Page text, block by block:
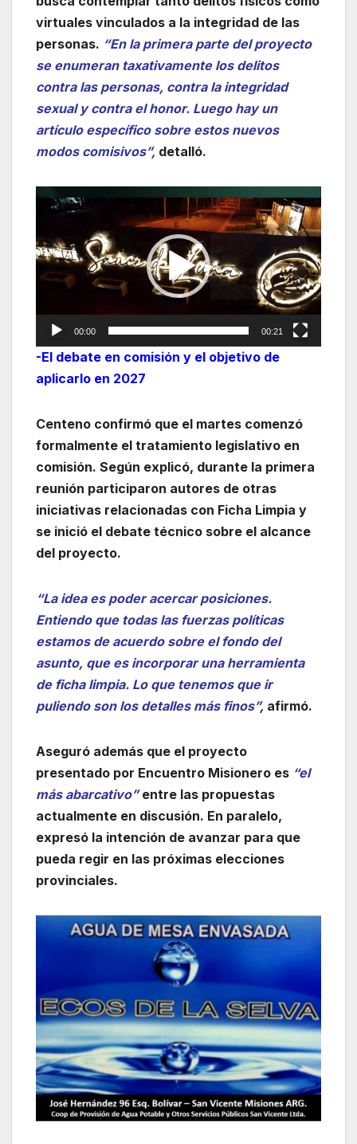
virtuales vinculados a la integridad de las
personas. “En la primera parte del proyecto
se enumeran taxativamente los delitos
contra las personas, contra la integridad
sexual y contra el honor. Luego hay un
artículo específico sobre estos nuevos
modos comisivos”, detalló.
Reproductor
vídeo
00:00 00:21
-El debate en comisión y el objetivo de
aplicarlo en 2027
Centeno confirmó que el martes comenzó
formalmente el tratamiento legislativo en
comisión. Según explicó, durante la primera
reunión participaron autores de otras
iniciativas relacionadas con Ficha Limpia y
se inició el debate técnico sobre el alcance
del proyecto.
“La idea es poder acercar posiciones.
Entiendo que todas las fuerzas políticas
estamos de acuerdo sobre el fondo del
asunto, que es incorporar una herramienta
de ficha limpia. Lo que tenemos que ir
puliendo son los detalles más finos”, afirmó.
Aseguró además que el proyecto
presentado por Encuentro Misionero es “el
más abarcativo” entre las propuestas
actualmente en discusión. En paralelo,
expresó la intención de avanzar para que
pueda regir en las próximas elecciones
provinciales.